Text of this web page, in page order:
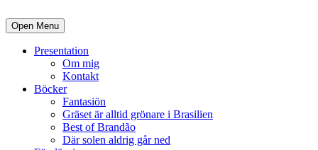
Open Menu
Presentation
Om mig
Kontakt
Böcker
Fantasiön
Gräset är alltid grönare i Brasilien
Best of Brandão
Där solen aldrig går ned